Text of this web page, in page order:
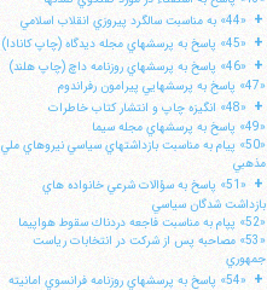
+ «44» به مناسبت سالگرد پيروزي انقلاب اسلامي
+ «45» پاسخ به پرسشهاي مجله ديدگاه (چاپ كانادا)
+ «46» پاسخ به پرسشهاي روزنامه داچ (چاپ هلند)
«47» پاسخ به پرسشهايي پيرامون رفراندوم
+ «48» انگيزه چاپ و انتشار كتاب خاطرات
«49» پاسخ به پرسشهاي مجله سيما
«50» پيام به مناسبت بازداشتهاي سياسي نيروهاي ملي
مذهبي
+
«51» پاسخ به سؤالات شرعي خانواده هاي
بازداشت شدگان سياسي
«52» پپام به مناسبت فاجعه دردناك سقوط هواپيما
«53» مصاحبه پس از شركت در انتخابات رياست
جمهوري
+ «54» پاسخ به پرسشهاي روزنامه فرانسوي امانيته